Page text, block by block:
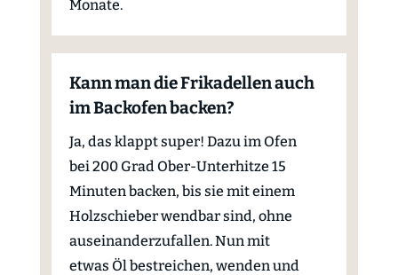
Monate.
Kann man die Frikadellen auch
im Backofen backen?
Ja, das klappt super! Dazu im Ofen
bei 200 Grad Ober-Unterhitze 15
Minuten backen, bis sie mit einem
Holzschieber wendbar sind, ohne
auseinanderzufallen. Nun mit
etwas Öl bestreichen, wenden und